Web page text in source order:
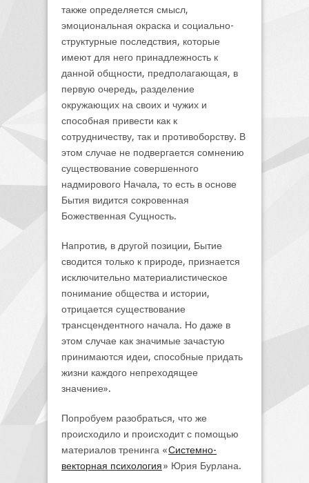
также определяется смысл,
эмоциональная окраска и социально-
структурные последствия, которые
имеют для него принадлежность к
данной общности, предполагающая, в
первую очередь, разделение
окружающих на своих и чужих и
способная привести как к
сотрудничеству, так и противоборству. В
этом случае не подвергается сомнению
существование совершенного
надмирового Начала, то есть в основе
Бытия видится сокровенная
Божественная Сущность.
Напротив, в другой позиции, Бытие
сводится только к природе, признается
исключительно материалистическое
понимание общества и истории,
отрицается существование
трансцендентного начала. Но даже в
этом случае как значимые зачастую
принимаются идеи, способные придать
жизни каждого непреходящее
значение».
Попробуем разобраться, что же
происходило и происходит с помощью
материалов тренинга «Системно-
векторная психология» Юрия Бурлана.